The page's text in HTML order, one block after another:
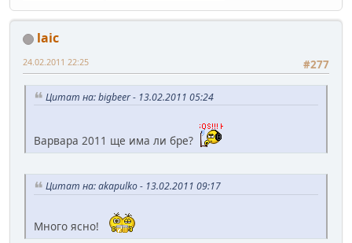
laic
#277
24.02.2011 22:25
Цитат на: bigbeer - 13.02.2011 05:24
Варвара 2011 ще има ли бре?
Цитат на: akapulko - 13.02.2011 09:17
Много ясно!